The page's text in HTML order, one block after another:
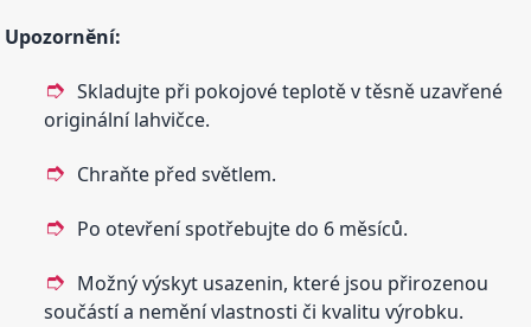
Upozornění:
Skladujte při pokojové teplotě v těsně uzavřené
originální lahvičce.
Chraňte před světlem.
Po otevření spotřebujte do 6 měsíců.
Možný výskyt usazenin, které jsou přirozenou
součástí a nemění vlastnosti či kvalitu výrobku.